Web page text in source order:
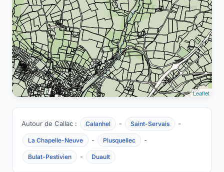
Leaflet
Autour de Callac : Calanhel - Saint-Servais -
La Chapelle-Neuve - Plusquellec -
Bulat-Pestivien - Duault